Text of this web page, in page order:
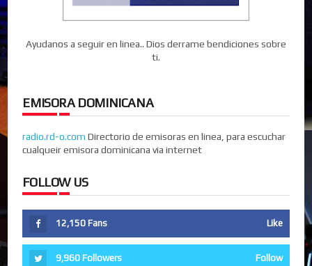
Ayudanos a seguir en linea.. Dios derrame bendiciones sobre
ti.
EMISORA DOMINICANA
radio.rd-o.com Directorio de emisoras en linea, para escuchar
cualqueir emisora dominicana via internet
FOLLOW US
12,150 Fans Like
9,960 Followers Follow